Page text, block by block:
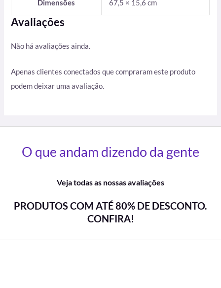
Dimensões 67,5 × 15,6 cm
Avaliações
Não há avaliações ainda.
Apenas clientes conectados que compraram este produto
podem deixar uma avaliação.
O que andam dizendo da gente
Veja todas as nossas avaliações
PRODUTOS COM ATÉ 80% DE DESCONTO.
CONFIRA!